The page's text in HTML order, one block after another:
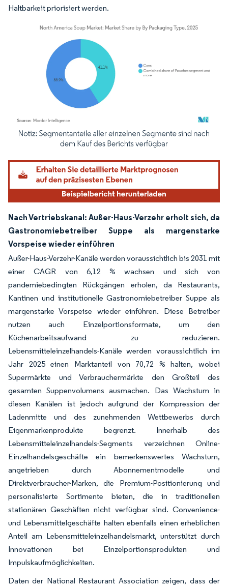
Haltbarkeit priorisiert werden.
Bild © Mordor Intelligence. Wiederverwendung erfordert Namensnennung
Nach Vertriebskanal: Außer-Haus-Verzehr erholt sich, da
Gastronomiebetreiber Suppe als margenstarke
Vorspeise wieder einführen
Außer-Haus-Verzehr-Kanäle werden voraussichtlich bis 2031 mit
einer CAGR von 6,12 % wachsen und sich von
pandemiebedingten Rückgängen erholen, da Restaurants,
Kantinen und institutionelle Gastronomiebetreiber Suppe als
margenstarke Vorspeise wieder einführen. Diese Betreiber
nutzen auch Einzelportionsformate, um den
Küchenarbeitsaufwand zu reduzieren.
Lebensmitteleinzelhandels-Kanäle werden voraussichtlich im
Jahr 2025 einen Marktanteil von 70,72 % halten, wobei
Supermärkte und Verbrauchermärkte den Großteil des
gesamten Suppenvolumens ausmachen. Das Wachstum in
diesen Kanälen ist jedoch aufgrund der Kompression der
Ladenmitte und des zunehmenden Wettbewerbs durch
Eigenmarkenprodukte begrenzt. Innerhalb des
Lebensmitteleinzelhandels-Segments verzeichnen Online-
Einzelhandelsgeschäfte ein bemerkenswertes Wachstum,
angetrieben durch Abonnementmodelle und
Direktverbraucher-Marken, die Premium-Positionierung und
personalisierte Sortimente bieten, die in traditionellen
stationären Geschäften nicht verfügbar sind. Convenience-
und Lebensmittelgeschäfte halten ebenfalls einen erheblichen
Anteil am Lebensmitteleinzelhandelsmarkt, unterstützt durch
Innovationen bei Einzelportionsprodukten und
Impulskaufmöglichkeiten.
Daten der National Restaurant Association zeigen, dass der